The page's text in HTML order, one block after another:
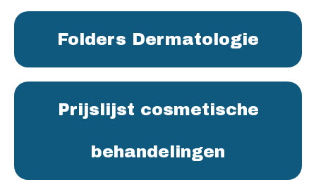
Folders Dermatologie
Prijslijst cosmetische
behandelingen